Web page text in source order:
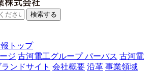
検索する
トップ
ジ 古河電工グループ パーパス 古河電
ンドサイト 会社概要 沿革 事業領域